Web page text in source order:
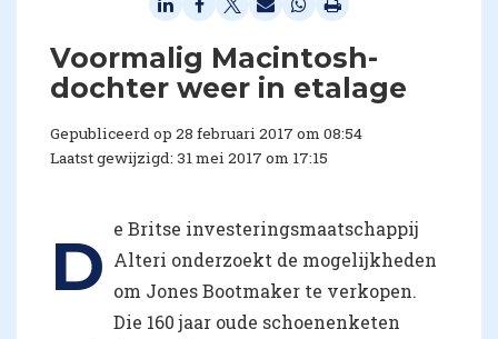
​Voormalig Macintosh-
dochter weer in etalage
Gepubliceerd op 28 februari 2017 om 08:54
Laatst gewijzigd: 31 mei 2017 om 17:15
D e Britse investeringsmaatschappij
Alteri onderzoekt de mogelijkheden
om Jones Bootmaker te verkopen.
Die 160 jaar oude schoenenketen